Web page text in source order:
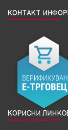
КОНТАКТ
КОРИСНИ